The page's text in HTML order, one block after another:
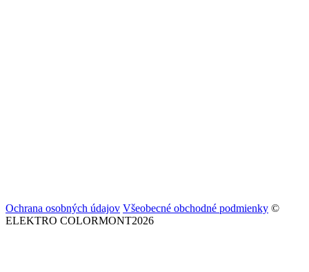
Ochrana osobných údajov Všeobecné obchodné podmienky ©
ELEKTRO COLORMONT2026